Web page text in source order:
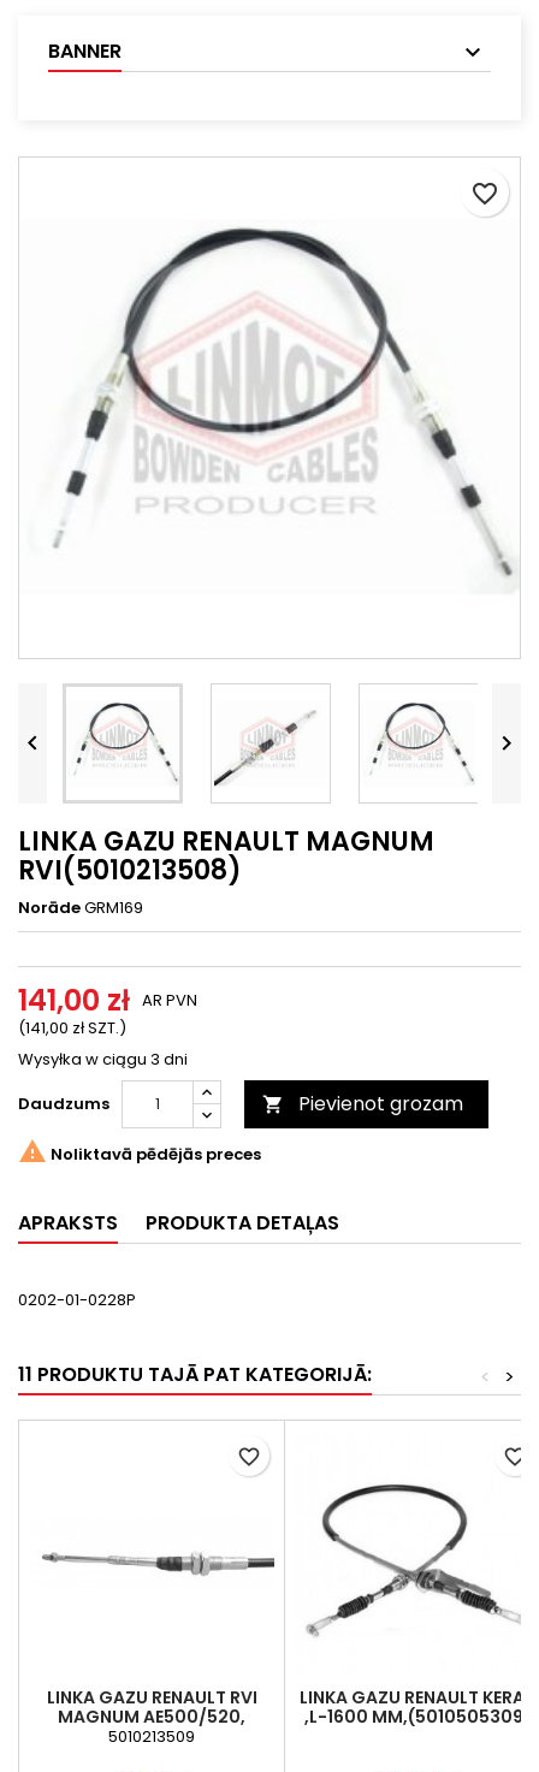
BANNER
favorite_border
 
 
LINKA GAZU RENAULT MAGNUM
RVI(5010213508)
NorādeGRM169
141,00 zł
(141,00 zł SZT.)
AR PVN
Wysyłka w ciągu 3 dni
Daudzums
 Pievienot grozam
 Noliktavā pēdējās preces
APRAKSTS PRODUKTA DETAĻAS
0202-01-0228P
11 PRODUKTU TAJĀ PAT KATEGORIJĀ: >
<
LINKA GAZU RENAULT RVI
MAGNUM AE500/520,
(5010213509)
5010213509
favorite_border
LINKA GAZU RENAULT KERAX
,L-1600 MM,(5010505309)
favorite_border